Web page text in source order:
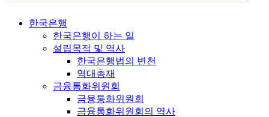
한국은행
한국은행이 하는 일
설립목적 및 역사
한국은행법의 변천
역대총재
금융통화위원회
금융통화위원회
금융통화위원회의 역사